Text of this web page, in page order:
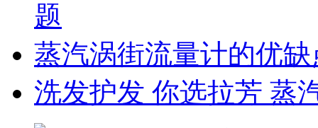
题
蒸汽涡街流量计的优缺
洗发护发 你选拉芳 蒸